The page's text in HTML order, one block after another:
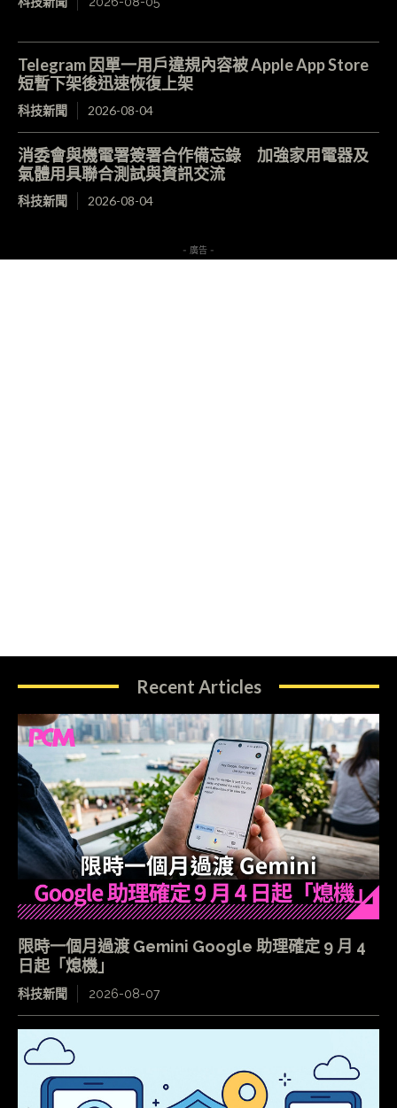
Telegram 因單一用戶違規內容被 Apple App Store
短暫下架後迅速恢復上架
科技新聞 2026-08-04
消委會與機電署簽署合作備忘錄 加強家用電器及
氣體用具聯合測試與資訊交流
科技新聞 2026-08-04
- 廣告 -
Recent Articles
限時一個月過渡 Gemini Google 助理確定 9 月 4
日起「熄機」
科技新聞 2026-08-07